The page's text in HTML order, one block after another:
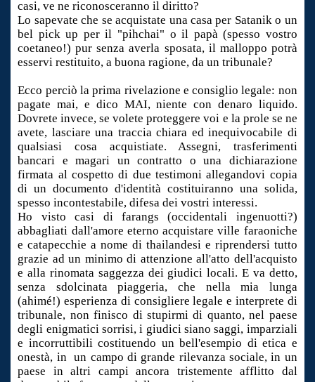
casi, ve ne riconosceranno il diritto?
Lo sapevate che se acquistate una casa per Satanik o un
bel pick up per il "pihchai" o il papà (spesso vostro
coetaneo!) pur senza averla sposata, il malloppo potrà
esservi restituito, a buona ragione, da un tribunale?
Ecco perciò la prima rivelazione e consiglio legale: non
pagate mai, e dico MAI, niente con denaro liquido.
Dovrete invece, se volete proteggere voi e la prole se ne
avete, lasciare una traccia chiara ed inequivocabile di
qualsiasi cosa acquistiate. Assegni, trasferimenti
bancari e magari un contratto o una dichiarazione
firmata al cospetto di due testimoni allegandovi copia
di un documento d'identità costituiranno una solida,
spesso incontestabile, difesa dei vostri interessi.
Ho visto casi di farangs (occidentali ingenuotti?)
abbagliati dall'amore eterno acquistare ville faraoniche
e catapecchie a nome di thailandesi e riprendersi tutto
grazie ad un minimo di attenzione all'atto dell'acquisto
e alla rinomata saggezza dei giudici locali. E va detto,
senza sdolcinata piaggeria, che nella mia lunga
(ahimé!) esperienza di consigliere legale e interprete di
tribunale, non finisco di stupirmi di quanto, nel paese
degli enigmatici sorrisi, i giudici siano saggi, imparziali
e incorruttibili costituendo un bell'esempio di etica e
onestà, in un campo di grande rilevanza sociale, in un
paese in altri campi ancora tristemente afflitto dal